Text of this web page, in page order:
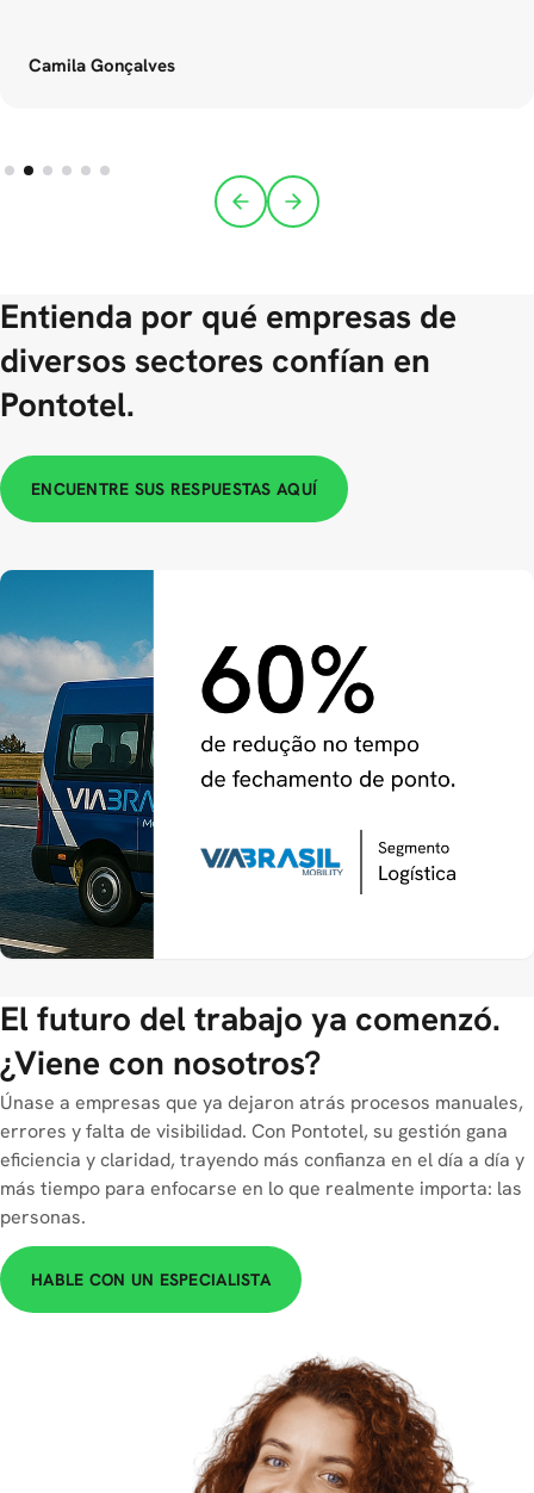
Camila Gonçalves
Entienda por qué empresas de
diversos sectores confían en
Pontotel.
ENCUENTRE SUS RESPUESTAS AQUÍ
El futuro del trabajo ya comenzó.
¿Viene con nosotros?
Únase a empresas que ya dejaron atrás procesos manuales,
errores y falta de visibilidad. Con Pontotel, su gestión gana
eficiencia y claridad, trayendo más confianza en el día a día y
más tiempo para enfocarse en lo que realmente importa: las
personas.
HABLE CON UN ESPECIALISTA